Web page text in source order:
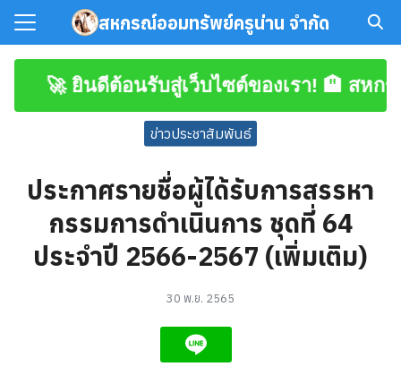
Skip
content
สหกรณ์ออมทรัพย์ครูน่าน จำกัด
🚀 ยินดีต้อนรับสู่เว็บไซต์ของเรา! 🏨 สหกรณ์
ข่าวประชาสัมพันธ์
ประกาศรายชื่อผู้ได้รับการสรรหา
กรรมการดำเนินการ ชุดที่ 64
ประจำปี 2566-2567 (เพิ่มเติม)
30 พ.ย. 2565